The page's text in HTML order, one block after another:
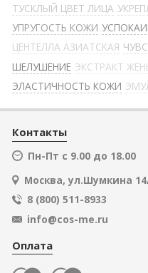
ТУСКЛЫЙ ЦВЕТ ЛИЦА
УПРУГОСТЬ КОЖИ
ЦЕНТЕЛЛА АЗИАТСКАЯ
ШЕЛУШЕНИЕ ЭКСТРАКТ
ЭЛАСТИЧНОСТЬ КОЖИ
Контакты
Пн-Пт с 9.00 до 18.00
Москва, ул.Шумкина
8 (800) 511-8933
info@cos-me.ru
Оплата